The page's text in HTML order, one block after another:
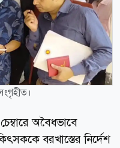
অবৈধভাবে
বরখাস্তের নির্দেশ